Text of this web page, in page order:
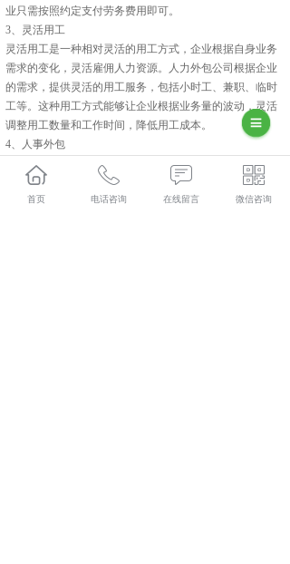
业只需按照约定支付劳务费用即可。
3、灵活用工
灵活用工是一种相对灵活的用工方式，企业根据自身业务
需求的变化，灵活雇佣人力资源。人力外包公司根据企业
的需求，提供灵活的用工服务，包括小时工、兼职、临时
工等。这种用工方式能够让企业根据业务量的波动，灵活
调整用工数量和工作时间，降低用工成本。
4、人事外包
人事外包是企业将人力资源管理的部分或全部职能外包给
专业的人力外包公司。这些职能包括员工招聘、培训、绩
效管理、薪酬福利管理、劳动关系管理等。人力外包公司
首页 电话咨询 在线留言 微信咨询